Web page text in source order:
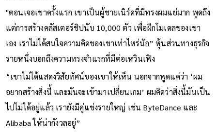
"ตอนเจอเขาครั้งแรก เขาเป็นผู้ชายเนิร์ดที่มีทรงผมแย่มาก พูดถึง
แต่การสร้างคลัสเตอร์ชิปนับ 10,000 ตัว เพื่อฝึกโมเดลของเขา
เอง เราไม่ได้สนใจความคิดของเขาเท่าไหร่นัก” หุ้นส่วนทางธุรกิจ
รายหนึ่งบอกถึงความทรงจำแรกที่มีต่อเหวินเฟิง
“เขาไม่ได้แสดงวิสัยทัศน์ของเขาให้เห็น นอกจากพูดแค่ว่า ‘ผม
อยากสร้างสิ่งนี้ และมันจะเข้ามาเปลี่ยนเกม’ ผมคิดว่าสิ่งนี้มันเป็น
ไปไม่ได้อยู่แล้ว เรายังมีคู่แข่งรายใหญ่ เช่น ByteDance และ
Alibaba ให้น่ากังวลอยู่”